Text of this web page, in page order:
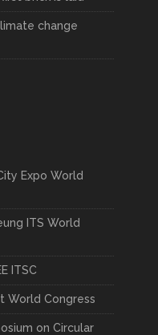
change
Expo World
ITS World
ITSC
World Congress
on Circular